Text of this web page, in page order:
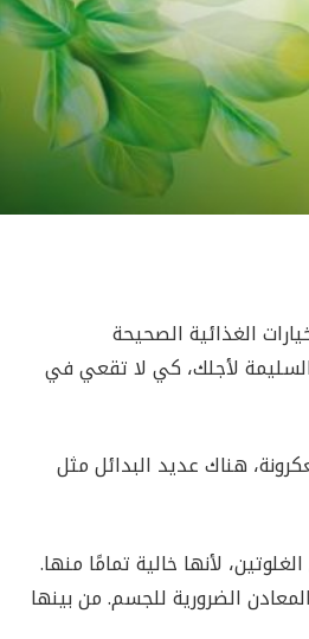
الغذائية الصحيحة
السليمة لأجلك، كي لا تقعي في
هناك عديد البدائل مثل
لأنها خالية تمامًا منها.
الضرورية للجسم. من بينها